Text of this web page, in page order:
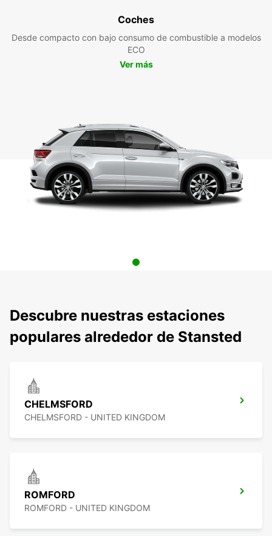
Coches
Desde compacto con bajo consumo de combustible a modelos
ECO
Ver más
Descubre nuestras estaciones
populares alrededor de Stansted
CHELMSFORD
CHELMSFORD - UNITED KINGDOM
ROMFORD
ROMFORD - UNITED KINGDOM